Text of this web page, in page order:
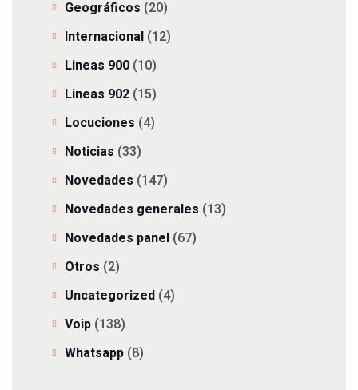
Geográficos (20)
Internacional (12)
Lineas 900 (10)
Lineas 902 (15)
Locuciones (4)
Noticias (33)
Novedades (147)
Novedades generales (13)
Novedades panel (67)
Otros (2)
Uncategorized (4)
Voip (138)
Whatsapp (8)